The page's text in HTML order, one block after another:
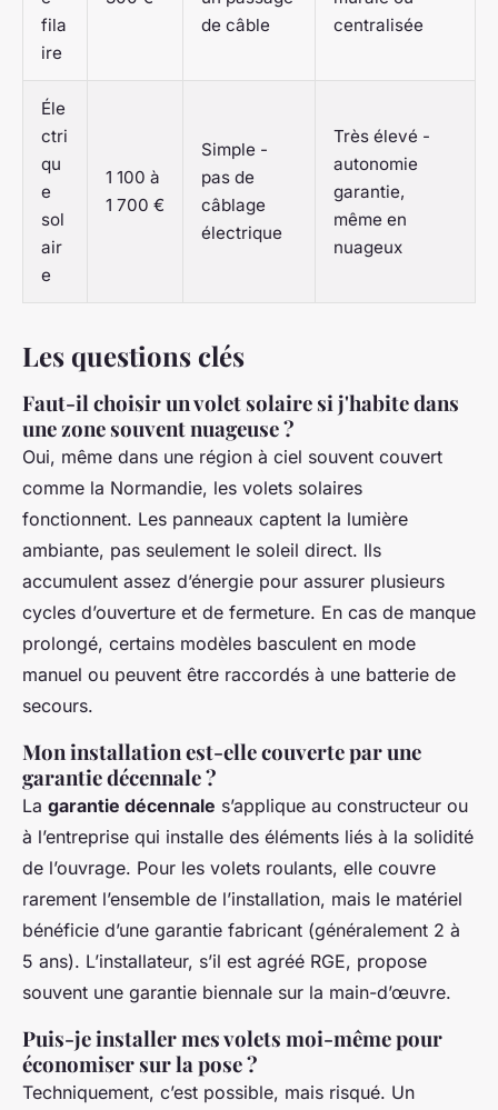
fila
ire
de câble
centralisée
Éle
ctri
qu
e
sol
air
e
1 100 à
1 700 €
Simple -
pas de
câblage
électrique
Très élevé -
autonomie
garantie,
même en
nuageux
Les questions clés
Faut-il choisir un volet solaire si j'habite dans
une zone souvent nuageuse ?
Oui, même dans une région à ciel souvent couvert
comme la Normandie, les volets solaires
fonctionnent. Les panneaux captent la lumière
ambiante, pas seulement le soleil direct. Ils
accumulent assez d’énergie pour assurer plusieurs
cycles d’ouverture et de fermeture. En cas de manque
prolongé, certains modèles basculent en mode
manuel ou peuvent être raccordés à une batterie de
secours.
Mon installation est-elle couverte par une
garantie décennale ?
La garantie décennale s’applique au constructeur ou
à l’entreprise qui installe des éléments liés à la solidité
de l’ouvrage. Pour les volets roulants, elle couvre
rarement l’ensemble de l’installation, mais le matériel
bénéficie d’une garantie fabricant (généralement 2 à
5 ans). L’installateur, s’il est agréé RGE, propose
souvent une garantie biennale sur la main-d’œuvre.
Puis-je installer mes volets moi-même pour
économiser sur la pose ?
Techniquement, c’est possible, mais risqué. Un